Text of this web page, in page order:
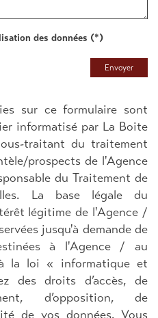
des données (*)
Envoyer
sur ce formulaire sont
informatisé par La Boite
traitant du traitement
prospects de l'Agence
du Traitement de
La base légale du
légitime de l'Agence /
jusqu'à demande de
à l'Agence / au
à la loi « informatique et
des droits d’accès, de
d’opposition, de
de vos données. Vous